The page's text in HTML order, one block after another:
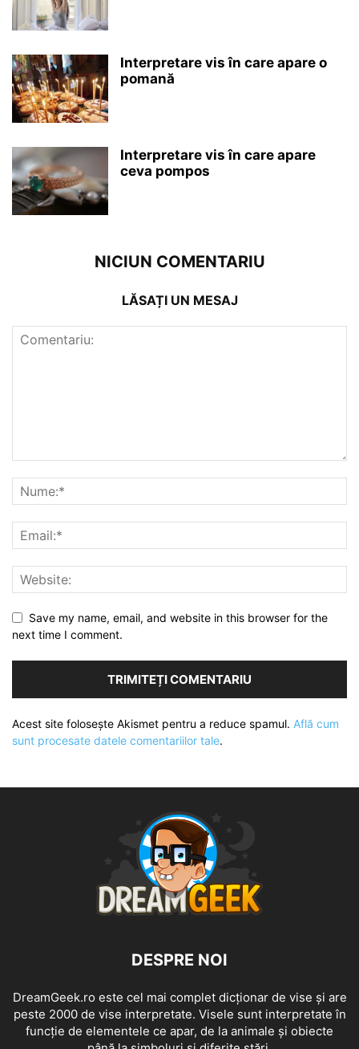
Interpretare vis în care apare o
pomană
Interpretare vis în care apare
ceva pompos
NICIUN COMENTARIU
LĂSAȚI UN MESAJ
Save my name, email, and website in this browser for the
next time I comment.
Acest site folosește Akismet pentru a reduce spamul. Află cum
sunt procesate datele comentariilor tale.
DESPRE NOI
DreamGeek.ro este cel mai complet dicționar de vise și are
peste 2000 de vise interpretate. Visele sunt interpretate în
funcție de elementele ce apar, de la animale și obiecte